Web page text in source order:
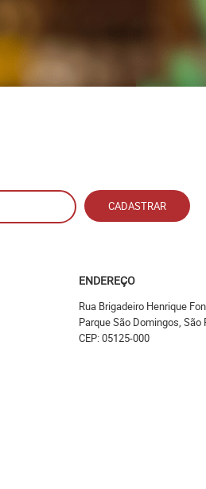
CADASTRAR
ENDEREÇO
Rua Brigadeiro Henrique
Parque São Domingos, São
CEP: 05125-000